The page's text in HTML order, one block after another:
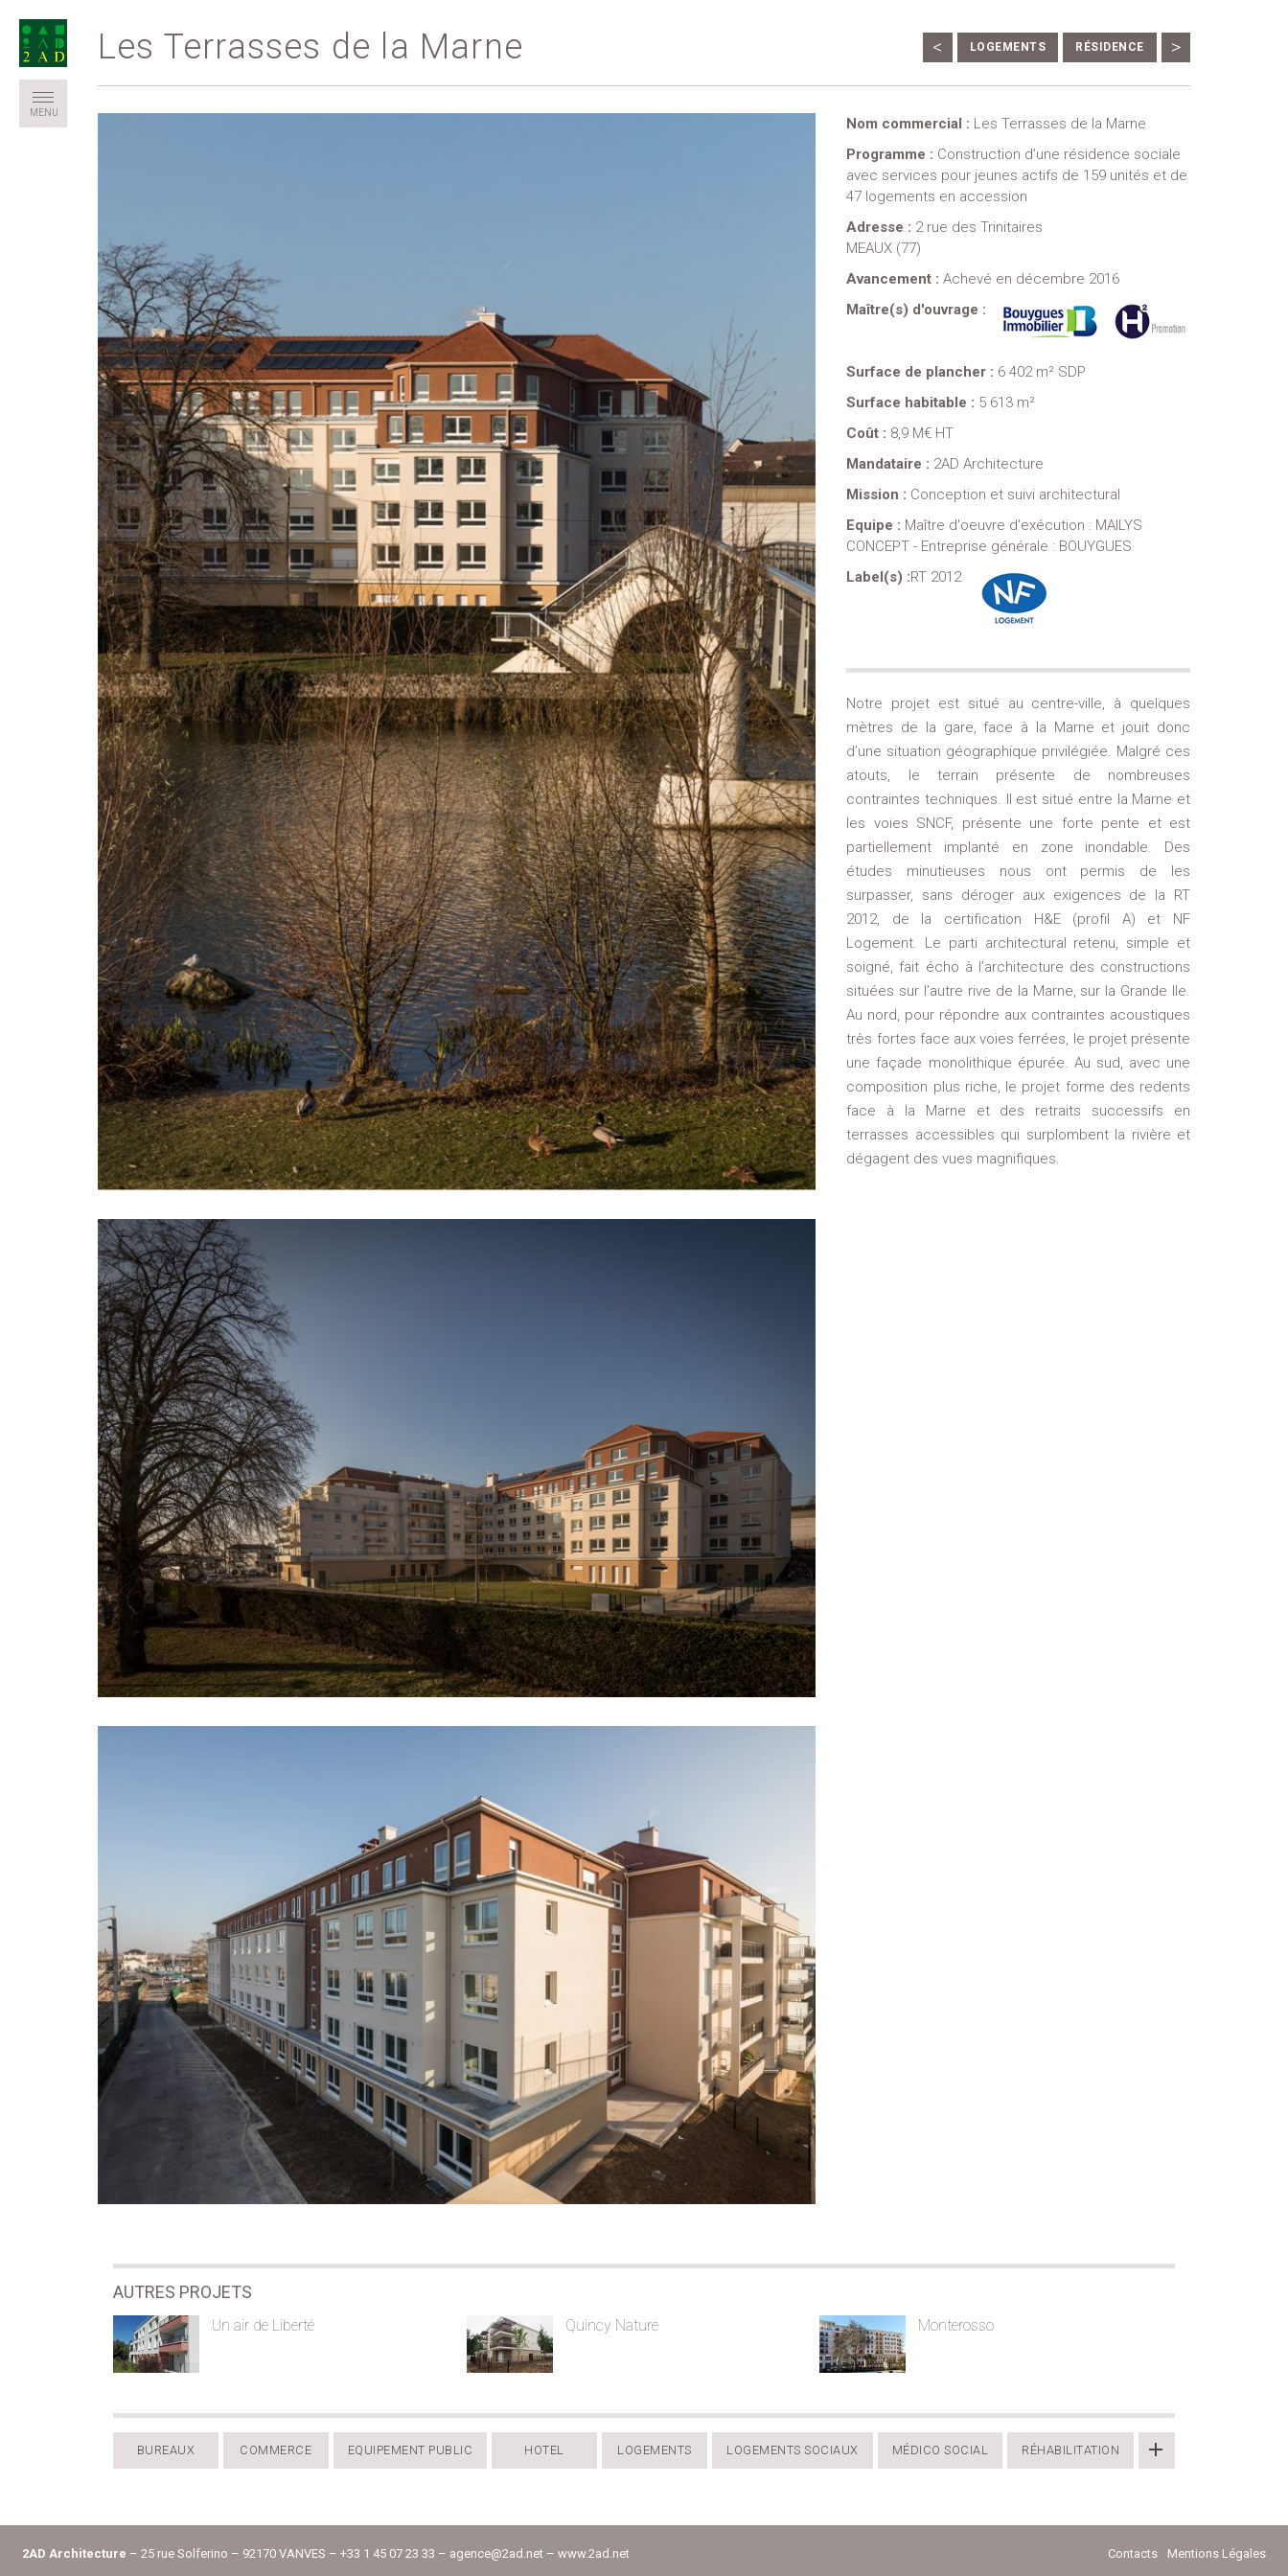
MENU
Les Terrasses de la Marne < LOGEMENTS RÉSIDENCE >
Nom commercial : Les Terrasses de la Marne
Programme : Construction d’une résidence sociale
avec services pour jeunes actifs de 159 unités et de
47 logements en accession
Adresse : 2 rue des Trinitaires
MEAUX (77)
Avancement :Achevé en décembre 2016
Maître(s) d'ouvrage :
Surface de plancher : 6 402 m² SDP
Surface habitable : 5 613 m²
Coût : 8,9 M€ HT
Mandataire : 2AD Architecture
Mission : Conception et suivi architectural
Equipe : Maître d'oeuvre d'exécution : MAILYS
CONCEPT - Entreprise générale : BOUYGUES
Label(s) :RT 2012
Notre projet est situé au centre-ville, à quelques
mètres de la gare, face à la Marne et jouit donc
d’une situation géographique privilégiée. Malgré ces
atouts, le terrain présente de nombreuses
contraintes techniques. Il est situé entre la Marne et
les voies SNCF, présente une forte pente et est
partiellement implanté en zone inondable. Des
études minutieuses nous ont permis de les
surpasser, sans déroger aux exigences de la RT
2012, de la certification H&E (profil A) et NF
Logement. Le parti architectural retenu, simple et
soigné, fait écho à l’architecture des constructions
situées sur l’autre rive de la Marne, sur la Grande Ile.
Au nord, pour répondre aux contraintes acoustiques
très fortes face aux voies ferrées, le projet présente
une façade monolithique épurée. Au sud, avec une
composition plus riche, le projet forme des redents
face à la Marne et des retraits successifs en
terrasses accessibles qui surplombent la rivière et
dégagent des vues magnifiques.
AUTRES PROJETS
Un air de Liberté Quincy Nature Monterosso
BUREAUX COMMERCE EQUIPEMENT PUBLIC HOTEL LOGEMENTS LOGEMENTS SOCIAUX MÉDICO SOCIAL RÉHABILITATION
Contacts Mentions Légales
2AD Architecture – 25 rue Solferino – 92170 VANVES – +33 1 45 07 23 33 – agence@2ad.net – www.2ad.net